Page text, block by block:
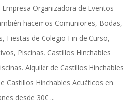
Organizadora de Eventos
hacemos Comuniones, Bodas,
Fiestas de Colegio Fin de Curso,
Piscinas, Castillos Hinchables
Alquiler de Castillos Hinchables
Castillos Hinchables Acuáticos en
desde 30€ ...